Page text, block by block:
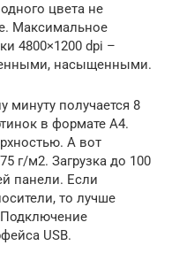
цвета не
Максимальное
4800×1200 dpi –
насыщенными.
минуту получается 8
в формате А4.
А вот
г/м2. Загрузка до 100
панели. Если
то лучше
Подключение
USB.